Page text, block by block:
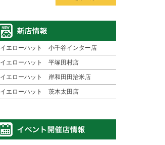
イエローハット 小千谷インター店
イエローハット 平塚田村店
イエローハット 岸和田田治米店
イエローハット 茨木太田店